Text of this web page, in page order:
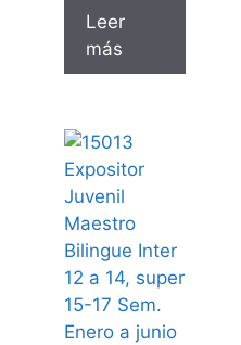
Leer
más